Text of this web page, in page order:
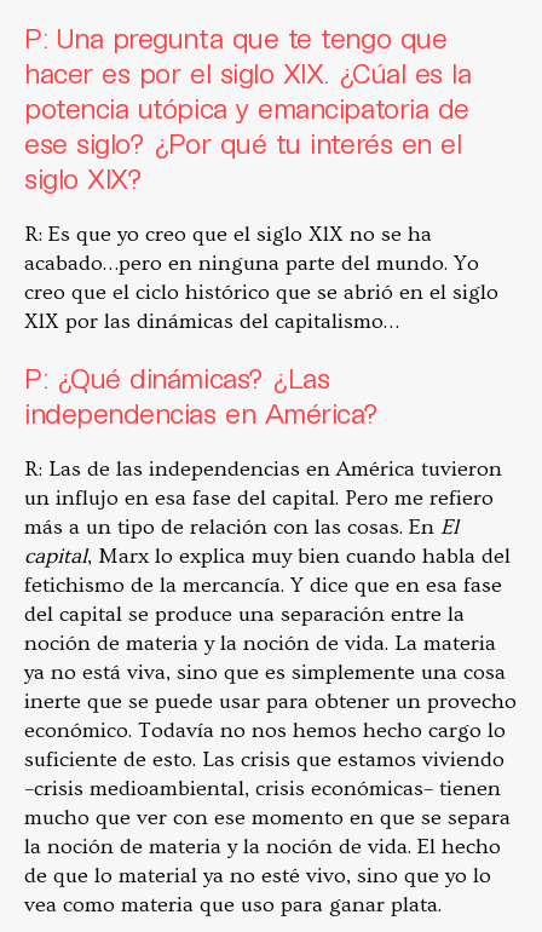
P: Una pregunta que te tengo que
hacer es por el siglo XIX. ¿Cúal es la
potencia utópica y emancipatoria de
ese siglo? ¿Por qué tu interés en el
siglo XIX?
R: Es que yo creo que el siglo XlX no se ha
acabado…pero en ninguna parte del mundo. Yo
creo que el ciclo histórico que se abrió en el siglo
XlX por las dinámicas del capitalismo…
P: ¿Qué dinámicas? ¿Las
independencias en América?
R: Las de las independencias en América tuvieron
un influjo en esa fase del capital. Pero me refiero
más a un tipo de relación con las cosas. En El
capital, Marx lo explica muy bien cuando habla del
fetichismo de la mercancía. Y dice que en esa fase
del capital se produce una separación entre la
noción de materia y la noción de vida. La materia
ya no está viva, sino que es simplemente una cosa
inerte que se puede usar para obtener un provecho
económico. Todavía no nos hemos hecho cargo lo
suficiente de esto. Las crisis que estamos viviendo
–crisis medioambiental, crisis económicas– tienen
mucho que ver con ese momento en que se separa
la noción de materia y la noción de vida. El hecho
de que lo material ya no esté vivo, sino que yo lo
vea como materia que uso para ganar plata.